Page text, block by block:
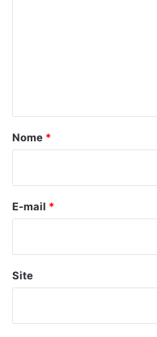
r
*
Nome *
E-mail *
Site